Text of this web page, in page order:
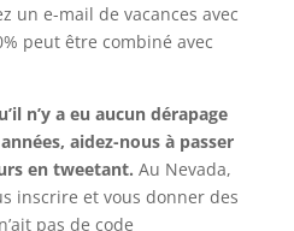
un e-mail de vacances avec
peut être combiné avec
n’y a eu aucun dérapage
aidez-nous à passer
en tweetant. Au Nevada,
inscrire et vous donner des
pas de code